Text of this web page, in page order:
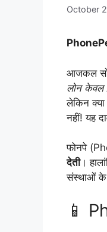
October
आजकल
लोन केवल
लेकिन
नहीं! यह
फोनपे
देती।
संस्थाओं
📱